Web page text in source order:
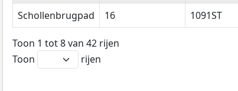
Schollenbrugpad
16 1091ST
Toon 1 tot 8 van 42 rijen
Toon
rijen